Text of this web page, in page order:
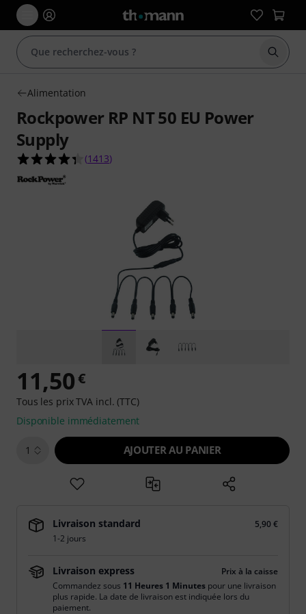
Alimentation
Rockpower RP NT 50 EU Power
Supply
4.3 étoiles sur 5 d'après 1413 évaluations clients
(1413)
11,50€
Tous les prix TVA incl. (TTC)
Disponible immédiatement
1 AJOUTER AU PANIER
Livraison standard
5,90 €
1-2 jours
Livraison express
Prix à la caisse
Commandez sous 11 Heures 1 Minutes pour une livraison
plus rapide. La date de livraison est indiquée lors du
paiement.